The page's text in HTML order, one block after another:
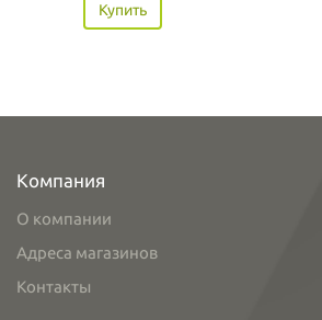
Купить
Компания
О компании
Адреса магазинов
Контакты